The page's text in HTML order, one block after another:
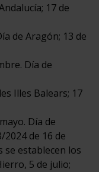
17 de
de Aragón; 13 de
Día de
Illes Balears; 17
Día de
2024 de 16 de
se establecen los
5 de julio;